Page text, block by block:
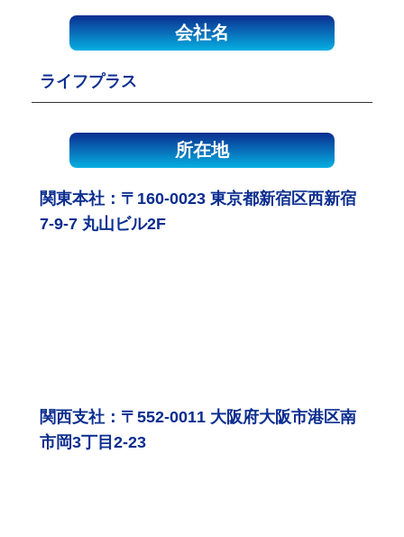
会社名
ライフプラス
所在地
関東本社：〒160-0023 東京都新宿区西新宿
7-9-7 丸山ビル2F
関西支社：〒552-0011 大阪府大阪市港区南
市岡3丁目2-23